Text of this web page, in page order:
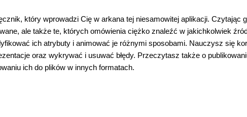
który wprowadzi Cię w arkana tej niesamowitej aplikacji. Czytając
ale także te, których omówienia ciężko znaleźć w jakichkolwiek
ich atrybuty i animować je różnymi sposobami. Nauczysz się
oraz wykrywać i usuwać błędy. Przeczytasz także o
ich do plików w innych formatach.